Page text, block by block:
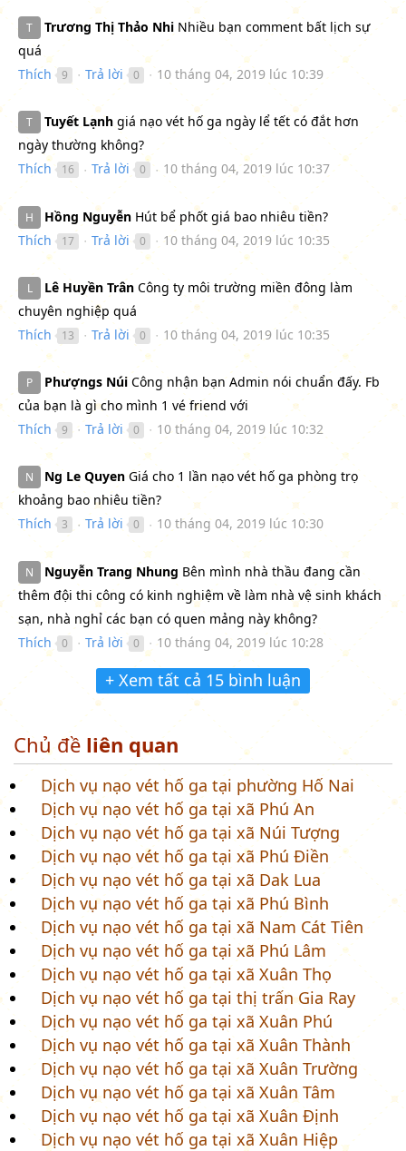
T Trương Thị Thảo Nhi Nhiều bạn comment bất lịch sự
quá
Thích
9 ● Trả lời 0 ● 10 tháng 04, 2019 lúc 10:39
T Tuyết Lạnh giá nạo vét hố ga ngày lể tết có đắt hơn
ngày thường không?
Thích
16 ● Trả lời 0 ● 10 tháng 04, 2019 lúc 10:37
H Hồng Nguyễn Hút bể phốt giá bao nhiêu tiền?
Thích
17 ● Trả lời 0 ● 10 tháng 04, 2019 lúc 10:35
L Lê Huyền Trân Công ty môi trường miền đông làm
chuyên nghiệp quá
Thích
13 ● Trả lời 0 ● 10 tháng 04, 2019 lúc 10:35
P Phượngs Núi Công nhận bạn Admin nói chuẩn đấy. Fb
của bạn là gì cho mình 1 vé friend với
Thích
9 ● Trả lời 0 ● 10 tháng 04, 2019 lúc 10:32
N Ng Le Quyen Giá cho 1 lần nạo vét hố ga phòng trọ
khoảng bao nhiêu tiền?
Thích
3 ● Trả lời 0 ● 10 tháng 04, 2019 lúc 10:30
N Nguyễn Trang Nhung Bên mình nhà thầu đang cần
thêm đội thi công có kinh nghiệm về làm nhà vệ sinh khách
sạn, nhà nghỉ các bạn có quen mảng này không?
Thích
0 ● Trả lời 0 ● 10 tháng 04, 2019 lúc 10:28
+ Xem tất cả 15 bình luận
Chủ đề liên quan
Dịch vụ nạo vét hố ga tại phường Hố Nai
Dịch vụ nạo vét hố ga tại xã Phú An
Dịch vụ nạo vét hố ga tại xã Núi Tượng
Dịch vụ nạo vét hố ga tại xã Phú Điền
Dịch vụ nạo vét hố ga tại xã Dak Lua
Dịch vụ nạo vét hố ga tại xã Phú Bình
Dịch vụ nạo vét hố ga tại xã Nam Cát Tiên
Dịch vụ nạo vét hố ga tại xã Phú Lâm
Dịch vụ nạo vét hố ga tại xã Xuân Thọ
Dịch vụ nạo vét hố ga tại thị trấn Gia Ray
Dịch vụ nạo vét hố ga tại xã Xuân Phú
Dịch vụ nạo vét hố ga tại xã Xuân Thành
Dịch vụ nạo vét hố ga tại xã Xuân Trường
Dịch vụ nạo vét hố ga tại xã Xuân Tâm
Dịch vụ nạo vét hố ga tại xã Xuân Định
Dịch vụ nạo vét hố ga tại xã Xuân Hiệp